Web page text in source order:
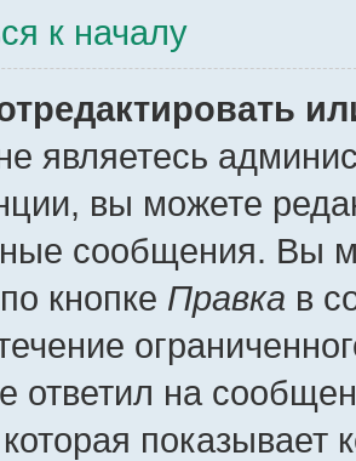
к началу
являетесь
вы можете
сообщения. Вы
кнопке Правка в
ответил на
показывает